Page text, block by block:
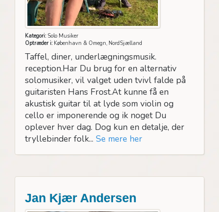
Kategori:Solo Musiker
Optræder i:København & Omegn, NordSjælland
Taffel, diner, underlægningsmusik.
reception.Har Du brug for en alternativ
solomusiker, vil valget uden tvivl falde på
guitaristen Hans Frost.At kunne få en
akustisk guitar til at lyde som violin og
cello er imponerende og ik noget Du
oplever hver dag. Dog kun en detalje, der
tryllebinder folk... Se mere her
Jan Kjær Andersen